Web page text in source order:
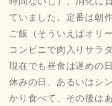
ていました。定番は朝
ご飯（そういえばオリ
コンビニで肉入りサラ
現在でも昼食は遅めの
休みの日、あるいはシ
かり食べて、その後は